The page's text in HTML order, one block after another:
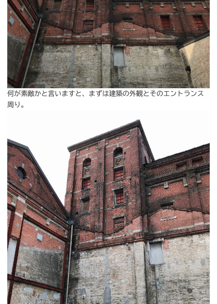
何が素敵かと言いますと、まずは建築の外観とそのエントランス
周り。